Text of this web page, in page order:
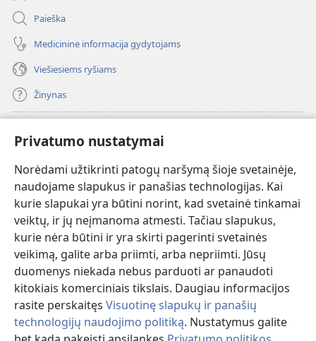
Privatumo nustatymai
Norėdami užtikrinti patogų naršymą šioje svetainėje,
naudojame slapukus ir panašias technologijas. Kai
kurie slapukai yra būtini norint, kad svetainė tinkamai
veiktų, ir jų neįmanoma atmesti. Tačiau slapukus,
kurie nėra būtini ir yra skirti pagerinti svetainės
veikimą, galite arba priimti, arba nepriimti. Jūsų
duomenys niekada nebus parduoti ar panaudoti
kitokiais komerciniais tikslais. Daugiau informacijos
rasite perskaitęs Visuotinę slapukų ir panašių
technologijų naudojimo politiką. Nustatymus galite
Paieška
Medicininė informacija gydytojams
Viešiesiems ryšiams
Žinynas
(atsiveria
naujas
langas)Sargybos bokšto INTERNETINĖ BIBLIOTEKA
(atsiveria
naujas
langas)JW Hub ®
(atsiveria
naujas
langas)JW Library
Watchtower Library
Copyright© 2026 Watch Tower Bible and Tract Society of Pennsylvania.